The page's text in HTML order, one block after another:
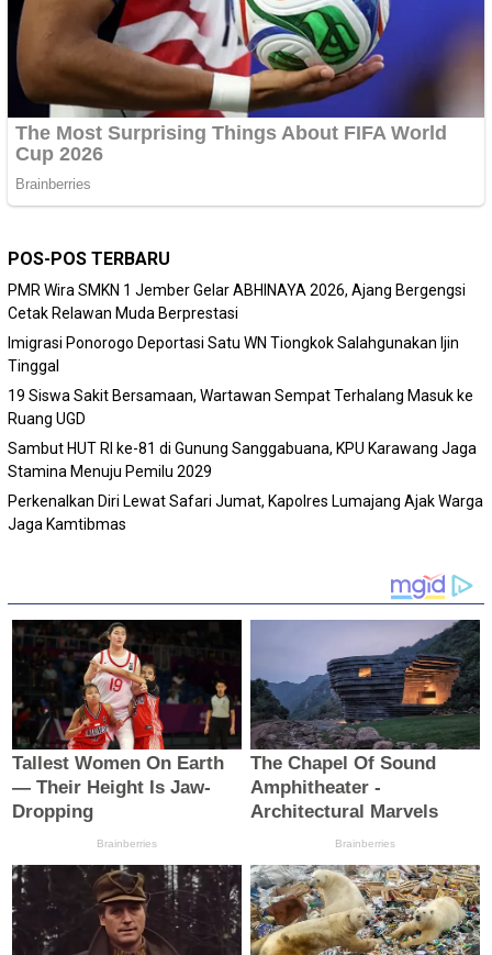
POS-POS TERBARU
PMR Wira SMKN 1 Jember Gelar ABHINAYA 2026, Ajang Bergengsi
Cetak Relawan Muda Berprestasi
Imigrasi Ponorogo Deportasi Satu WN Tiongkok Salahgunakan Ijin
Tinggal
19 Siswa Sakit Bersamaan, Wartawan Sempat Terhalang Masuk ke
Ruang UGD
Sambut HUT RI ke-81 di Gunung Sanggabuana, KPU Karawang Jaga
Stamina Menuju Pemilu 2029
Perkenalkan Diri Lewat Safari Jumat, Kapolres Lumajang Ajak Warga
Jaga Kamtibmas